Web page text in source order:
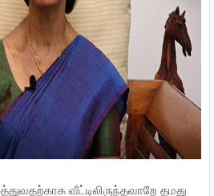
வீட்டிலிருந்தவாறே தமது